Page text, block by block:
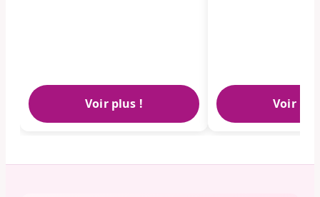
Voir plus ! Voir